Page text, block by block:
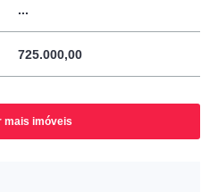
...
725.000,00
mais imóveis